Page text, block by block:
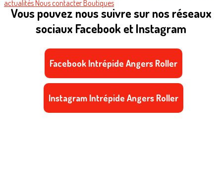
actualitésNous contacterBoutiques
Vous pouvez nous suivre sur nos réseaux
sociaux Facebook et Instagram
Facebook Intrépide Angers Roller
Instagram Intrépide Angers Roller